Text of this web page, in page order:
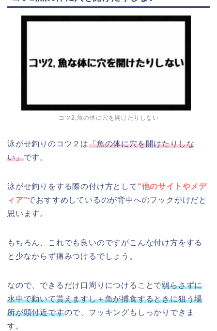
コツ2,魚の体に穴を開けたりしない
泳がせ釣りのコツ２は「魚の体に穴を開けたりしな
い」です。
泳がせ釣りをする際の付け方として “他のサイトやメデ
ィア”でおすすめしているのが背中へのフックがけだと
思います。
もちろん、これでも良いのですがこんな付け方をする
と少なからず痛みつけるでしょう。
なので、できるだけ口周りにつけることで弱らさずに
水中で動いて貰えますし＋魚が捕食するときに狙う場
所が頭付近ですので、フッキングもしっかりできま
す。